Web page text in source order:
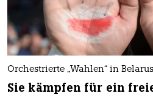
Orchestrierte „Wahlen“ in Belarus
Sie kämpfen für ein